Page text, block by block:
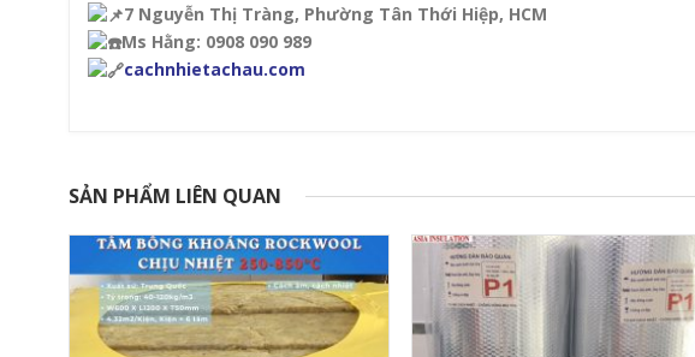
7 Nguyễn Thị Tràng, Phường Tân Thới Hiệp, HCM
Ms Hằng: 0908 090 989
cachnhietachau.com
SẢN PHẨM LIÊN QUAN